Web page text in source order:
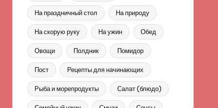
На праздничный стол На природу
На скорую руку На ужин Обед
Овощи Полдник Помидор
Пост Рецепты для начинающих
Рыба и морепродукты Салат (блюдо)